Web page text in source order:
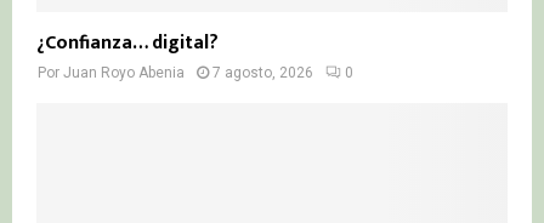
¿Confianza… digital?
Por Juan Royo Abenia 7 agosto, 2026 0